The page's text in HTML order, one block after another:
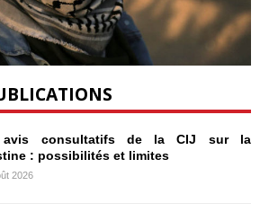
avis consultatifs de la CIJ sur la
: possibilités et limites
2026